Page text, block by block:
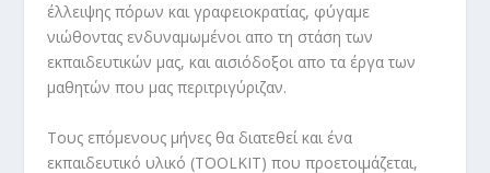
έλλειψης πόρων και γραφειοκρατίας, φύγαμε
νιώθοντας ενδυναμωμένοι απο τη στάση των
εκπαιδευτικών μας, και αισιόδοξοι απο τα έργα των
μαθητών που μας περιτριγύριζαν.
Τους επόμενους μήνες θα διατεθεί και ένα
εκπαιδευτικό υλικό (TOOLKIT) που προετοιμάζεται,